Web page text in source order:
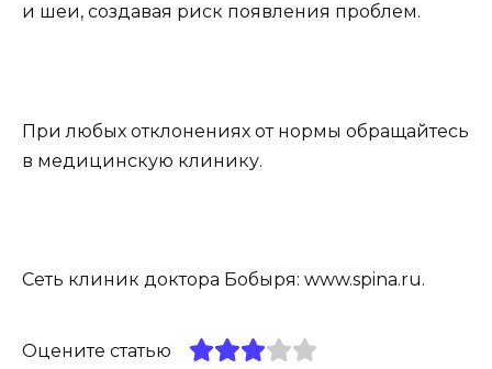
и шеи, создавая риск появления проблем.
При любых отклонениях от нормы обращайтесь
в медицинскую клинику.
Сеть клиник доктора Бобыря: www.spina.ru.
Оцените статью